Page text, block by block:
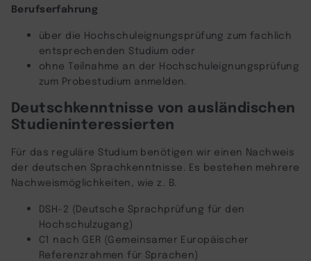
Berufserfahrung
über die Hochschuleignungsprüfung zum fachlich
entsprechenden Studium oder
ohne Teilnahme an der Hochschuleignungsprüfung
zum Probestudium anmelden.
Deutschkenntnisse von ausländischen
Studieninteressierten
Für das reguläre Studium benötigen wir einen Nachweis
der deutschen Sprachkenntnisse. Es bestehen mehrere
Nachweismöglichkeiten, wie z. B.
DSH-2 (Deutsche Sprachprüfung für den
Hochschulzugang)
C1 nach GER (Gemeinsamer Europäischer
Referenzrahmen für Sprachen)